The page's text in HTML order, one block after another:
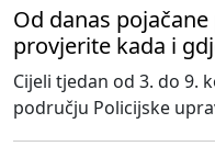
Od danas
provjerite kada i
Cijeli tjedan od 3. do 9.
području Policijske